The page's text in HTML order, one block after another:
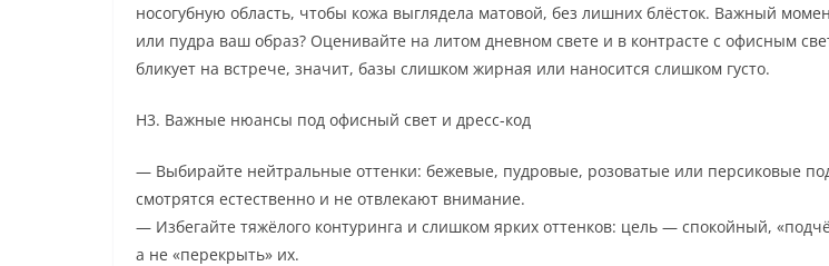
носогубную область, чтобы кожа выглядела матовой, без лишних блёсток. Важный
или пудра ваш образ? Оценивайте на литом дневном свете и в контрасте с офисным
бликует на встрече, значит, базы слишком жирная или наносится слишком густо.
H3. Важные нюансы под офисный свет и дресс-код
— Выбирайте нейтральные оттенки: бежевые, пудровые, розоватые или персиковые
смотрятся естественно и не отвлекают внимание.
— Избегайте тяжёлого контуринга и слишком ярких оттенков: цель — спокойный,
а не «перекрыть» их.